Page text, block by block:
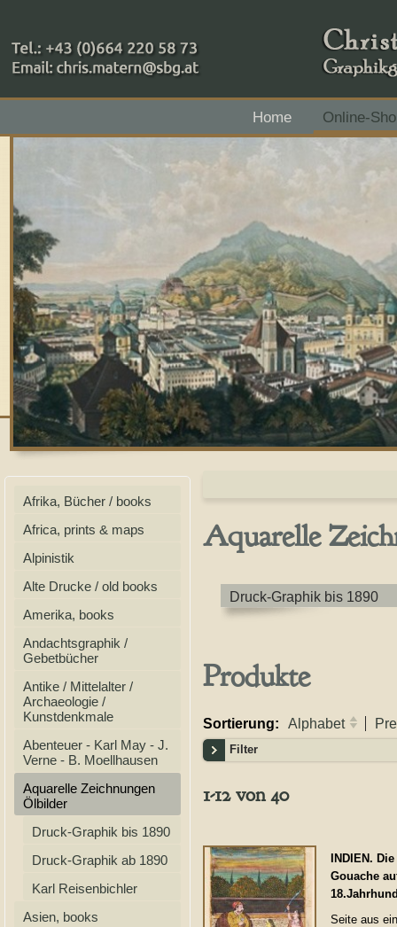
+43 (0)664 220 58 73
Home
Online-
Zahlungsmethoden: RAIBA - Flachgau Mitte - IBAN
Afrika, Bücher / books
Africa, prints & maps
Alpinistik
Alte Drucke / old books
Amerika, books
Andachtsgraphik /
Gebetbücher
Antike / Mittelalter /
Archaeologie /
Kunstdenkmale
Abenteuer - Karl May - J.
Verne - B. Moellhausen
Aquarelle Zeichnungen
Ölbilder
Druck-Graphik bis 1890
Druck-Graphik ab 1890
Karl Reisenbichler
Asien, books
Aquarelle
Druck-Graphik bis 1890
Produkte
Sortierung: Alphabet
Filter
1-12 von 40
INDIEN.
Gouache
Seite aus